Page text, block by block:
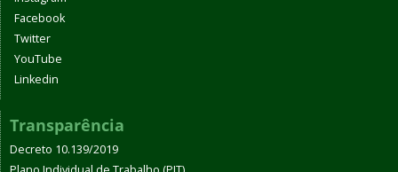
Facebook
Twitter
YouTube
Linkedin
Transparência
Decreto 10.139/2019